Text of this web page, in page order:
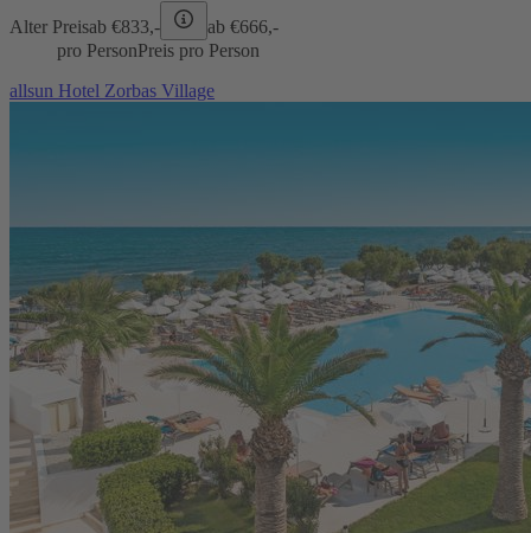
Alter Preisab €833,- ab €666,-
pro PersonPreis pro Person
allsun Hotel Zorbas Village